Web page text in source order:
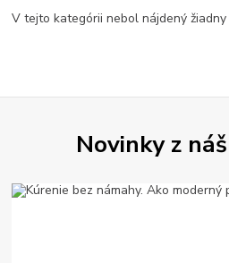
V tejto kategórii nebol nájdený žiadny
Novinky z